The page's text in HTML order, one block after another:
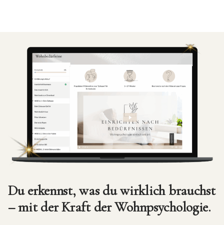
Du erkennst, was du wirklich brauchst
– mit der Kraft der Wohnpsychologie.